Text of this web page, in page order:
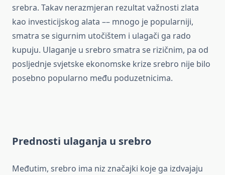
srebra. Takav nerazmjeran rezultat važnosti zlata
kao investicijskog alata –– mnogo je popularniji,
smatra se sigurnim utočištem i ulagači ga rado
kupuju. Ulaganje u srebro smatra se rizičnim, pa od
posljednje svjetske ekonomske krize srebro nije bilo
posebno popularno među poduzetnicima.
Prednosti ulaganja u srebro
Međutim, srebro ima niz značajki koje ga izdvajaju